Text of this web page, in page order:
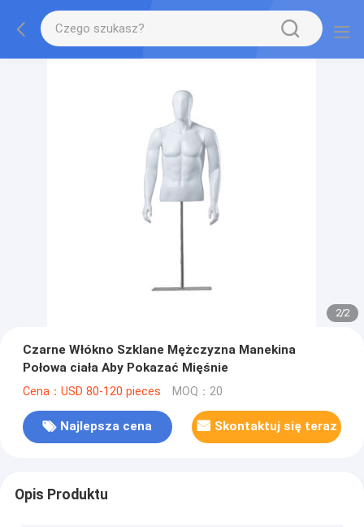
2/2
Czarne Włókno Szklane Mężczyzna Manekina
Połowa ciała Aby Pokazać Mięśnie
Cena：USD 80-120 pieces MOQ：20
Najlepsza cena Skontaktuj się teraz
Opis Produktu